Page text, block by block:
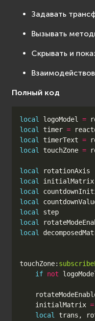
Задавать
Вызывать
Скрывать и
Полный код
local logoModel =
local
timer =
local
timerText =
local
touchZone =
local rotationAxis
local
initialMatrix
local
local
local
step
local
local
touchZone:
if not
initialMatrix =
local
trans ,